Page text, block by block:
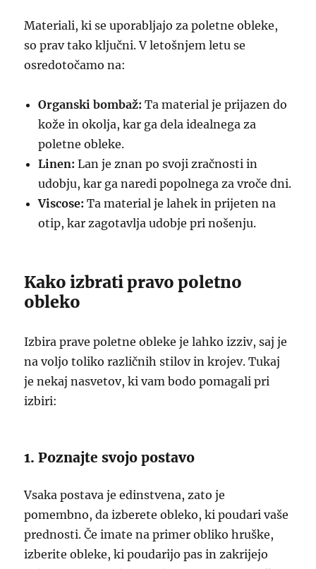
Materiali, ki se uporabljajo za poletne obleke,
so prav tako ključni. V letošnjem letu se
osredotočamo na:
Organski bombaž: Ta material je prijazen do
kože in okolja, kar ga dela idealnega za
poletne obleke.
Linen: Lan je znan po svoji zračnosti in
udobju, kar ga naredi popolnega za vroče dni.
Viscose: Ta material je lahek in prijeten na
otip, kar zagotavlja udobje pri nošenju.
Kako izbrati pravo poletno
obleko
Izbira prave poletne obleke je lahko izziv, saj je
na voljo toliko različnih stilov in krojev. Tukaj
je nekaj nasvetov, ki vam bodo pomagali pri
izbiri:
1. Poznajte svojo postavo
Vsaka postava je edinstvena, zato je
pomembno, da izberete obleko, ki poudari vaše
prednosti. Če imate na primer obliko hruške,
izberite obleke, ki poudarijo pas in zakrijejo